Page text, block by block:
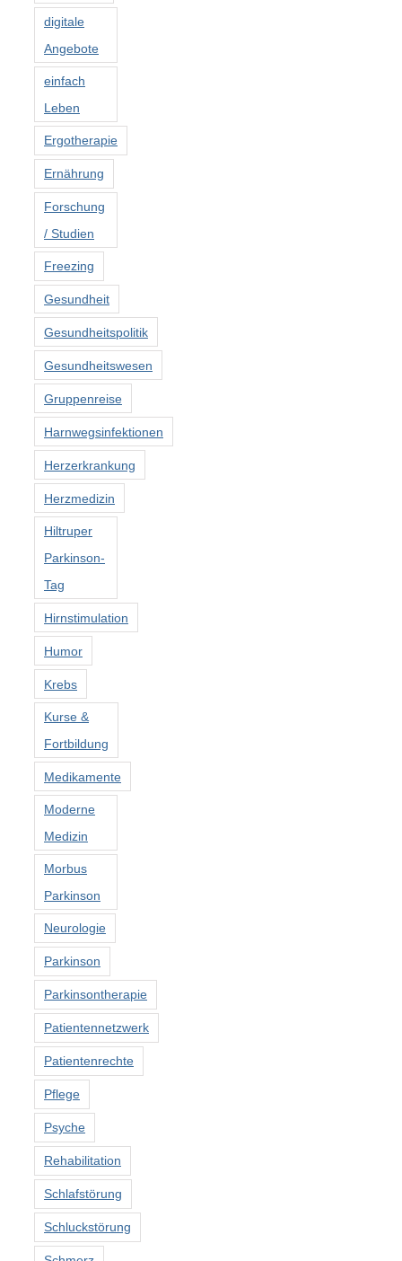
digitale
Angebote
einfach
Leben
Ergotherapie
Ernährung
Forschung
/ Studien
Freezing
Gesundheit
Gesundheitspolitik
Gesundheitswesen
Gruppenreise
Harnwegsinfektionen
Herzerkrankung
Herzmedizin
Hiltruper
Parkinson-
Tag
Hirnstimulation
Humor
Krebs
Kurse &
Fortbildung
Medikamente
Moderne
Medizin
Morbus
Parkinson
Neurologie
Parkinson
Parkinsontherapie
Patientennetzwerk
Patientenrechte
Pflege
Psyche
Rehabilitation
Schlafstörung
Schluckstörung